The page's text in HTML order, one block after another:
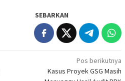
SEBARKAN
Pos berikutnya
Kasus Proyek GSG Masih